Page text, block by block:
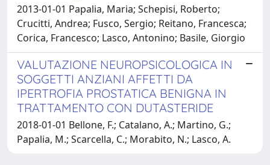
2013-01-01 Papalia, Maria; Schepisi, Roberto;
Crucitti, Andrea; Fusco, Sergio; Reitano, Francesca;
Corica, Francesco; Lasco, Antonino; Basile, Giorgio
VALUTAZIONE NEUROPSICOLOGICA IN
SOGGETTI ANZIANI AFFETTI DA
IPERTROFIA PROSTATICA BENIGNA IN
TRATTAMENTO CON DUTASTERIDE
2018-01-01 Bellone, F.; Catalano, A.; Martino, G.;
Papalia, M.; Scarcella, C.; Morabito, N.; Lasco, A.